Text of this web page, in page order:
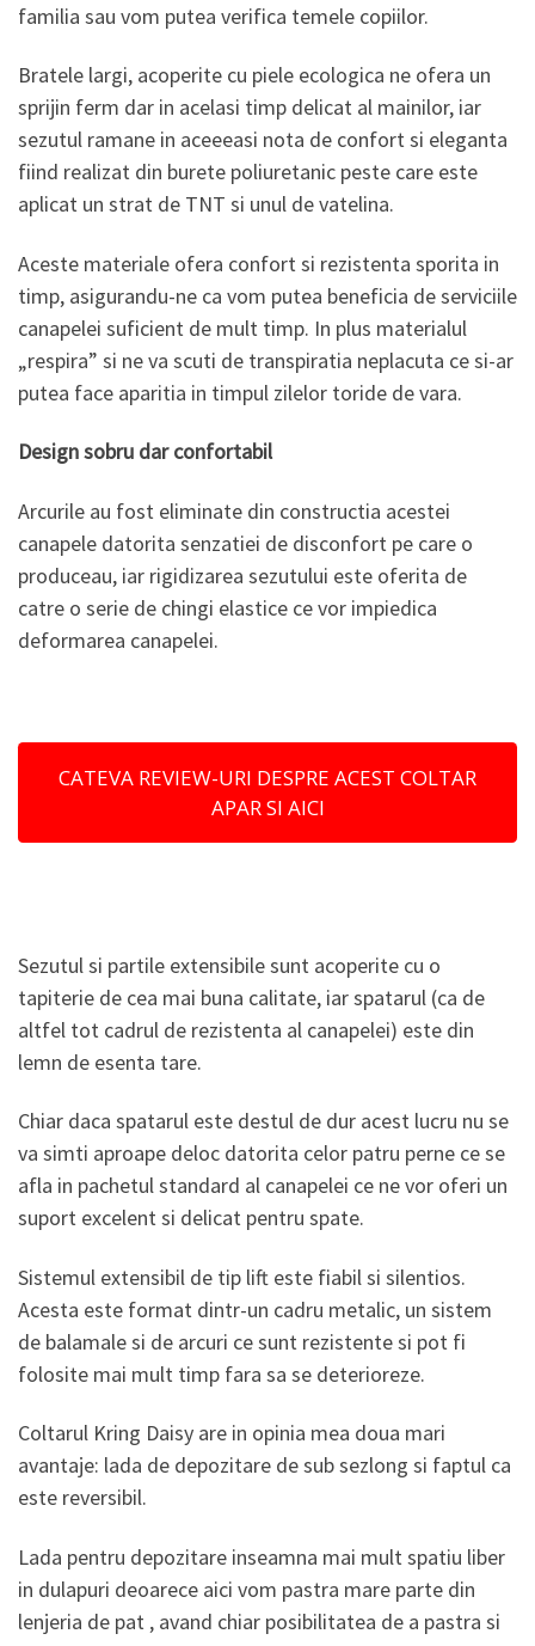
familia sau vom putea verifica temele copiilor.
Bratele largi, acoperite cu piele ecologica ne ofera un
sprijin ferm dar in acelasi timp delicat al mainilor, iar
sezutul ramane in aceeeasi nota de confort si eleganta
fiind realizat din burete poliuretanic peste care este
aplicat un strat de TNT si unul de vatelina.
Aceste materiale ofera confort si rezistenta sporita in
timp, asigurandu-ne ca vom putea beneficia de serviciile
canapelei suficient de mult timp. In plus materialul
„respira” si ne va scuti de transpiratia neplacuta ce si-ar
putea face aparitia in timpul zilelor toride de vara.
Design sobru dar confortabil
Arcurile au fost eliminate din constructia acestei
canapele datorita senzatiei de disconfort pe care o
produceau, iar rigidizarea sezutului este oferita de
catre o serie de chingi elastice ce vor impiedica
deformarea canapelei.
CATEVA REVIEW-URI DESPRE ACEST COLTAR
APAR SI AICI
Sezutul si partile extensibile sunt acoperite cu o
tapiterie de cea mai buna calitate, iar spatarul (ca de
altfel tot cadrul de rezistenta al canapelei) este din
lemn de esenta tare.
Chiar daca spatarul este destul de dur acest lucru nu se
va simti aproape deloc datorita celor patru perne ce se
afla in pachetul standard al canapelei ce ne vor oferi un
suport excelent si delicat pentru spate.
Sistemul extensibil de tip lift este fiabil si silentios.
Acesta este format dintr-un cadru metalic, un sistem
de balamale si de arcuri ce sunt rezistente si pot fi
folosite mai mult timp fara sa se deterioreze.
Coltarul Kring Daisy are in opinia mea doua mari
avantaje: lada de depozitare de sub sezlong si faptul ca
este reversibil.
Lada pentru depozitare inseamna mai mult spatiu liber
in dulapuri deoarece aici vom pastra mare parte din
lenjeria de pat , avand chiar posibilitatea de a pastra si